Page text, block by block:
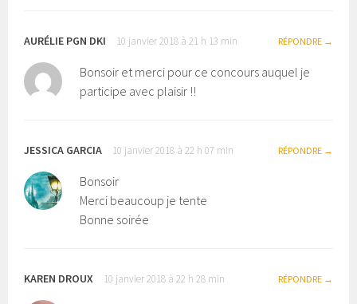
AURÉLIE PGN DKI 10 janvier 2018 à 21 h 13 min RÉPONDRE
Bonsoir et merci pour ce concours auquel je
participe avec plaisir !!
JESSICA GARCIA 10 janvier 2018 à 22 h 07 min RÉPONDRE
Bonsoir
Merci beaucoup je tente
Bonne soirée
KAREN DROUX 10 janvier 2018 à 22 h 28 min RÉPONDRE